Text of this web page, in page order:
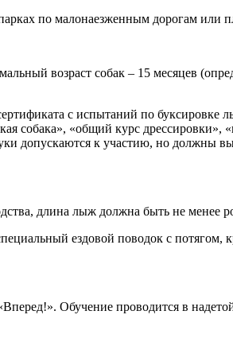
по малонаезженным дорогам или
возраст собак – 15 месяцев
с испытаний по буксировке
собака», «общий курс дрессировки»,
допускаются к участию, но должны
длина лыж должна быть не менее
ездовой поводок с потягом,
Обучение проводится в